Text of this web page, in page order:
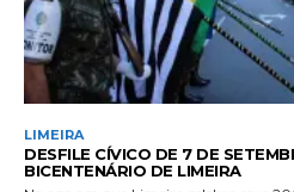
LIMEIRA
DESFILE CÍVICO DE 7 DE
BICENTENÁRIO DE LIMEIRA